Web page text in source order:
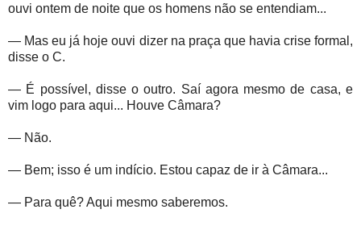
ouvi ontem de noite que os homens não se entendiam...
— Mas eu já hoje ouvi dizer na praça que havia crise formal,
disse o C.
— É possível, disse o outro. Saí agora mesmo de casa, e
vim logo para aqui... Houve Câmara?
— Não.
— Bem; isso é um indício. Estou capaz de ir à Câmara...
— Para quê? Aqui mesmo saberemos.